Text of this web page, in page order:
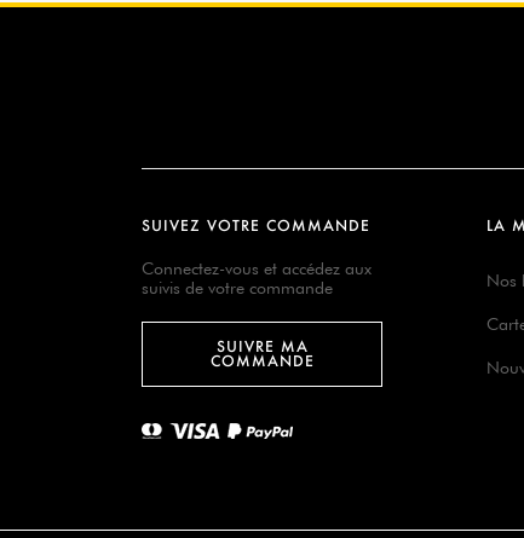
SUIVEZ VOTRE COMMANDE
Connectez-vous et accédez aux
suivis de votre commande
SUIVRE MA
COMMANDE
LA
Nos